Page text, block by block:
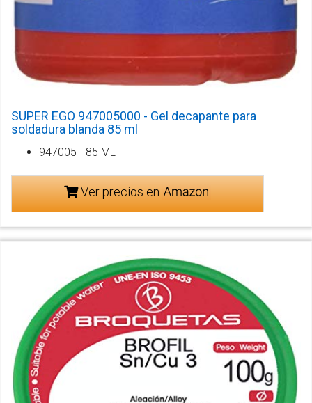
SUPER EGO 947005000 - Gel decapante para
soldadura blanda 85 ml
947005 - 85 ML
Ver precios en